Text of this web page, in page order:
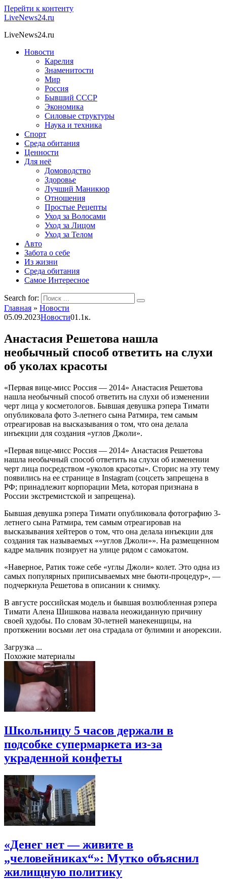
Перейти к контенту
LiveNews24.ru
LiveNews24.ru
Новости
Карелия
Знаменитости
Мир
Россия
Бывший СССР
Экономика
Силовые структуры
Наука и техника
Спорт
Среда обитания
Ценности
Для неё
Домоводство
Здоровье
Лучший Маникюр
Отношения
Простые Рецепты
Уход за Волосами
Уход за Лицом
Уход за Телом
Авто
Забота о себе
Из жизни
Среда обитания
Самое Интересное
Search for:
Главная » Новости
05.09.2023Новости01.1к.
Анастасия Решетова нашла
необычный способ ответить на слухи
об уколах красоты
«Первая вице-мисс Россия — 2014» Анастасия Решетова
нашла необычный способ ответить на слухи об изменении
черт лица у косметологов. Бывшая девушка рэпера Тимати
опубликовала фото 3-летнего сына Ратмира, тем самым
отреагировав на высказывания о том, что она делала
инъекции для создания «углов Джоли».
«Первая вице-мисс Россия — 2014» Анастасия Решетова
нашла необычный способ ответить на слухи об изменении
черт лица посредством «уколов красоты». Сторис на эту тему
появились на ее странице в Instagram (соцсеть запрещена в
РФ; принадлежит корпорации Meta, которая признана в
России экстремистской и запрещена).
Бывшая девушка рэпера Тимати опубликовала фотографию 3-
летнего сына Ратмира, тем самым отреагировав на
высказывания хейтеров о том, что она делала инъекции для
создания так называемых ««углов Джоли»». На размещенном
кадре мальчик позирует на улице рядом с самокатом.
«Наверное, Ратик тоже себе «углы Джоли» колет. Это одна из
самых популярных приписываемых мне бьюти-процедур», —
подчеркнула Решетова в описании к снимку.
В августе российская модель и бывшая возлюбленная рэпера
Тимати Алена Шишкова назвала неожиданную причину
своей худобы. По словам 30-летней манекенщицы, на
протяжении восьми лет она страдала от булимии и анорексии.
Загрузка ...
Похожие материалы
Школьницу 5 часов держали в
подсобке супермаркета из-за
украденной конфеты
«Денег нет — живите в
„человейниках“»: Мутко объяснил
жилищную политику